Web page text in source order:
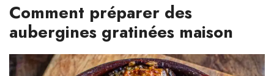
Comment préparer des
aubergines gratinées maison